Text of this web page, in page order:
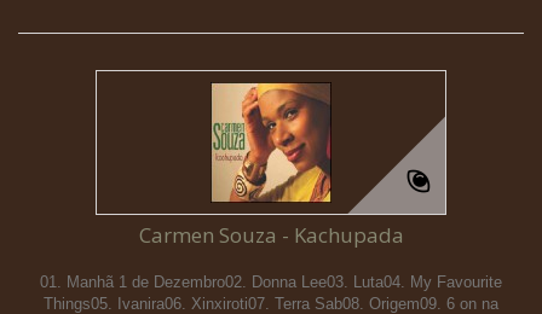
Carmen Souza - Kachupada
01. Manhã 1 de Dezembro02. Donna Lee03. Luta04. My Favourite
Things05. Ivanira06. Xinxiroti07. Terra Sab08. Origem09. 6 on na